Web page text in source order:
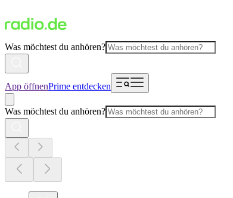
Was möchtest du anhören?
App öffnenPrime entdecken
Was möchtest du anhören?